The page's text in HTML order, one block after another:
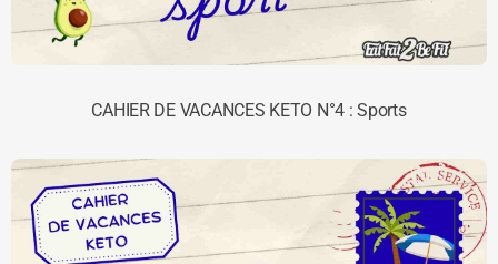
CAHIER DE VACANCES KETO N°4 : Sports